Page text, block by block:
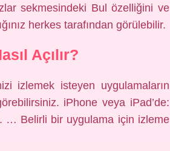
sekmesindeki Bul özelliğini ve
herkes tarafından görülebilir.
Açılır?
izlemek isteyen uygulamaların
iPhone veya iPad’de:
… Belirli bir uygulama için izleme